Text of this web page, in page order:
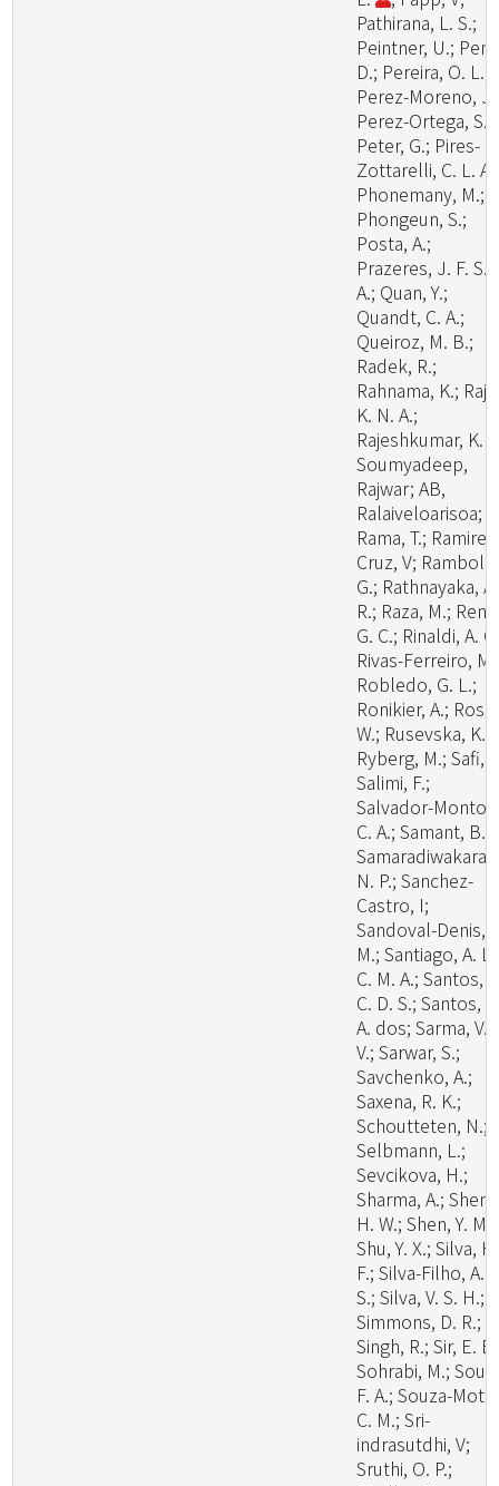
Pathirana, L. S.;
Peintner, U.;
D.; Pereira, O. L.;
Perez-Moreno,
Perez-Ortega, S.;
Peter, G.; Pires-
Zottarelli, C. L. A.;
Phonemany, M.;
Phongeun, S.;
Posta, A.;
Prazeres, J. F. S.
A.; Quan, Y.;
Quandt, C. A.;
Queiroz, M. B.;
Radek, R.;
Rahnama, K.; Raj,
K. N. A.;
Rajeshkumar, K.
Soumyadeep,
Rajwar; AB,
Ralaiveloarisoa;
Rama, T.;
Cruz, V;
G.; Rathnayaka, A.
R.; Raza, M.; Ren,
G. C.; Rinaldi, A.
Rivas-Ferreiro,
Robledo, G. L.;
Ronikier, A.;
W.; Rusevska, K.;
Ryberg, M.; Safi,
Salimi, F.;
Salvador-
C. A.; Samant, B.;
Samaradiwakara,
N. P.; Sanchez-
Castro, I;
Sandoval-Denis,
M.; Santiago, A. L.
C. M. A.; Santos,
C. D. S.; Santos,
A. dos; Sarma, V.
V.; Sarwar, S.;
Savchenko, A.;
Saxena, R. K.;
Schoutteten, N.;
Selbmann, L.;
Sevcikova, H.;
Sharma, A.; Shen,
H. W.; Shen, Y. M.;
Shu, Y. X.; Silva, H.
F.; Silva-Filho, A.
S.; Silva, V. S. H.;
Simmons, D. R.;
Singh, R.; Sir, E.
Sohrabi, M.;
F. A.; Souza-
C. M.; Sri-
indrasutdhi, V;
Sruthi, O. P.;